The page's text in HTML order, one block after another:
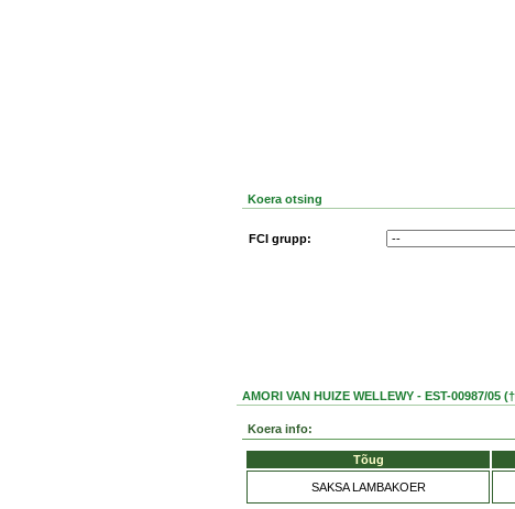
Koera otsing
FCI grupp:
AMORI VAN HUIZE WELLEWY - EST-00987/05
Koera info:
Tõug
SAKSA LAMBAKOER